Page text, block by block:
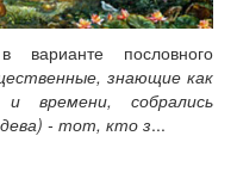
пословного
знающие как
времени, собрались
- тот, кто з...